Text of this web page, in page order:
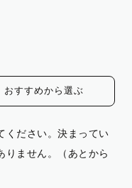
おすすめから選ぶ
ください。決まってい
りません。（あとから